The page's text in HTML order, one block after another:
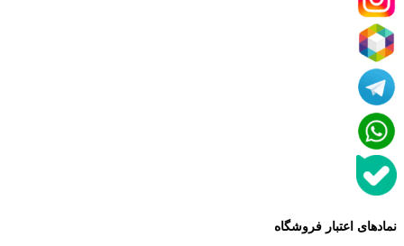
نمادهای اعتبار فروشگاه